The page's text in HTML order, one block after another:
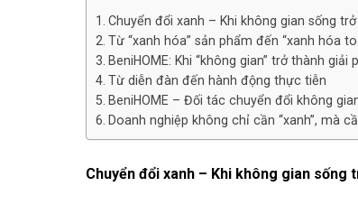
Chuyển đổi xanh – Khi không gian sống
Từ “xanh hóa” sản phẩm đến “xanh hóa
BeniHOME: Khi “không gian” trở thành giải
Từ diễn đàn đến hành động thực tiễn
BeniHOME – Đối tác chuyển đổi không
Doanh nghiệp không chỉ cần “xanh”, mà
Chuyển đổi xanh – Khi không gian